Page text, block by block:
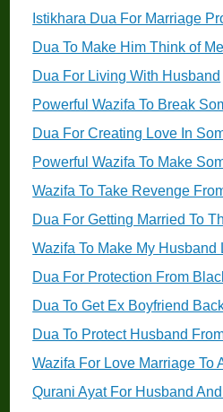
Istikhara Dua For Marriage
Dua To Make Him Think of Me
Dua For Living With Husband
Powerful Wazifa To Break
Dua For Creating Love In
Powerful Wazifa To Make
Wazifa To Take Revenge
Dua For Getting Married To
Wazifa To Make My Husband
Dua For Protection From
Dua To Get Ex Boyfriend
Dua To Protect Husband
Wazifa For Love Marriage To
Qurani Ayat For Husband